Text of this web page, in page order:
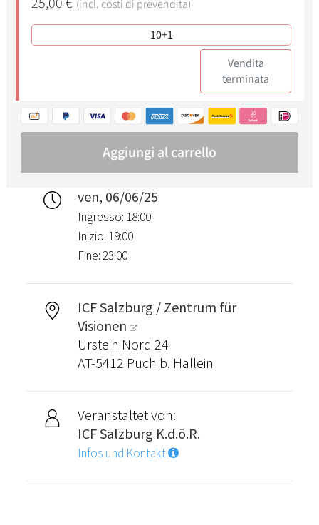
ven, 06/06/25
Ingresso: 18:00
Inizio: 19:00
Fine: 23:00
ICF Salzburg / Zentrum für
Visionen
Urstein Nord 24
AT-5412 Puch b. Hallein
Veranstaltet von:
ICF Salzburg K.d.ö.R.
Infos und Kontakt